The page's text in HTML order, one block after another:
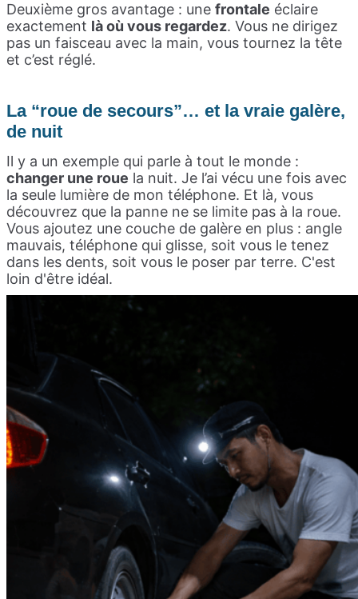
Deuxième gros avantage : une frontale éclaire
exactement là où vous regardez. Vous ne dirigez
pas un faisceau avec la main, vous tournez la tête
et c’est réglé.
La “roue de secours”… et la vraie galère,
de nuit
Il y a un exemple qui parle à tout le monde :
changer une roue la nuit. Je l’ai vécu une fois avec
la seule lumière de mon téléphone. Et là, vous
découvrez que la panne ne se limite pas à la roue.
Vous ajoutez une couche de galère en plus : angle
mauvais, téléphone qui glisse, soit vous le tenez
dans les dents, soit vous le poser par terre. C'est
loin d'être idéal.